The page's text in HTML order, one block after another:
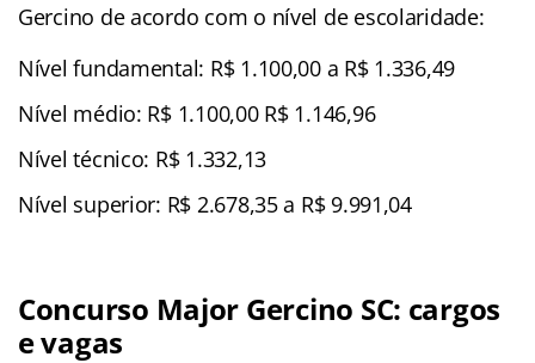
Gercino de acordo com o nível de escolaridade:
Nível fundamental: R$ 1.100,00 a R$ 1.336,49
Nível médio: R$ 1.100,00 R$ 1.146,96
Nível técnico: R$ 1.332,13
Nível superior: R$ 2.678,35 a R$ 9.991,04
Concurso Major Gercino SC: cargos
e vagas